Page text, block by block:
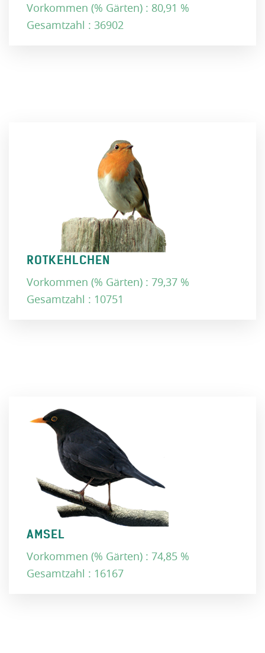
Vorkommen (% Gärten) : 80,91 %
Gesamtzahl : 36902
ROTKEHLCHEN
Vorkommen (% Gärten) : 79,37 %
Gesamtzahl : 10751
AMSEL
Vorkommen (% Gärten) : 74,85 %
Gesamtzahl : 16167